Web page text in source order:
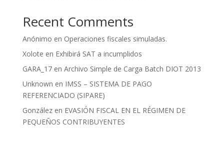
Recent Comments
Anónimo en Operaciones fiscales simuladas.
Xolote en Exhibirá SAT a incumplidos
GARA_17en Archivo Simple de Carga Batch DIOT 2013
Unknown en IMSS – SISTEMA DE PAGO
REFERENCIADO (SIPARE)
Gonzálezen EVASIÓN FISCAL EN EL RÉGIMEN DE
PEQUEÑOS CONTRIBUYENTES